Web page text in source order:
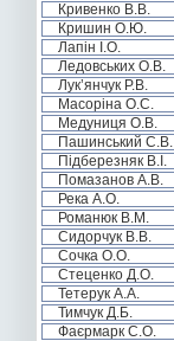
Кривенко В.В.
Кришин О.Ю.
Лапін І.О.
Ледовських О.В.
Лук’янчук Р.В.
Масоріна О.С.
Медуниця О.В.
Пашинський С.В.
Підберезняк В.І.
Помазанов А.В.
Река А.О.
Романюк В.М.
Сидорчук В.В.
Сочка О.О.
Стеценко Д.О.
Тетерук А.А.
Тимчук Д.Б.
Фаєрмарк С.О.